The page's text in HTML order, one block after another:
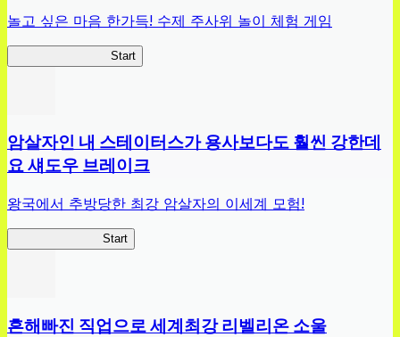
놀고 싶은 마음 한가득! 수제 주사위 놀이 체험 게임
Start
암살자인 내 스테이터스가 용사보다도 훨씬 강한데
요 섀도우 브레이크
왕국에서 추방당한 최강 암살자의 이세계 모험!
Start
흔해빠진 직업으로 세계최강 리벨리온 소울